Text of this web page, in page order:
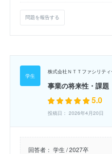
問題を報告する
株式会社ＮＴＴファシリテ
事業の将来性・課題
5.0
投稿日： 2026年4月20日
回答者： 学生 / 2027卒